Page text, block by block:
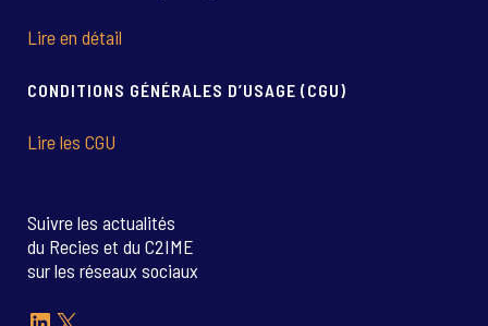
Lire en détail
CONDITIONS GÉNÉRALES D’USAGE (CGU)
Lire les CGU
Suivre les actualités
du Recies et du C2IME
sur les réseaux sociaux